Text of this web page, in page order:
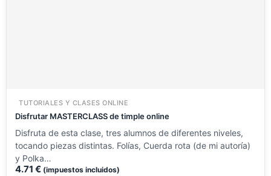
TUTORIALES Y CLASES ONLINE
Disfrutar MASTERCLASS de timple online
Disfruta de esta clase, tres alumnos de diferentes niveles,
tocando piezas distintas. Folías, Cuerda rota (de mi autoría)
y Polka…
4.71 € (impuestos incluidos)